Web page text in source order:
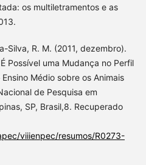
os multiletramentos e as
Silva, R. M. (2011, dezembro).
Possível uma Mudança no Perfil
Médio sobre os Animais
de Pesquisa em
SP, Brasil,8. Recuperado
viiienpec/resumos/R0273-